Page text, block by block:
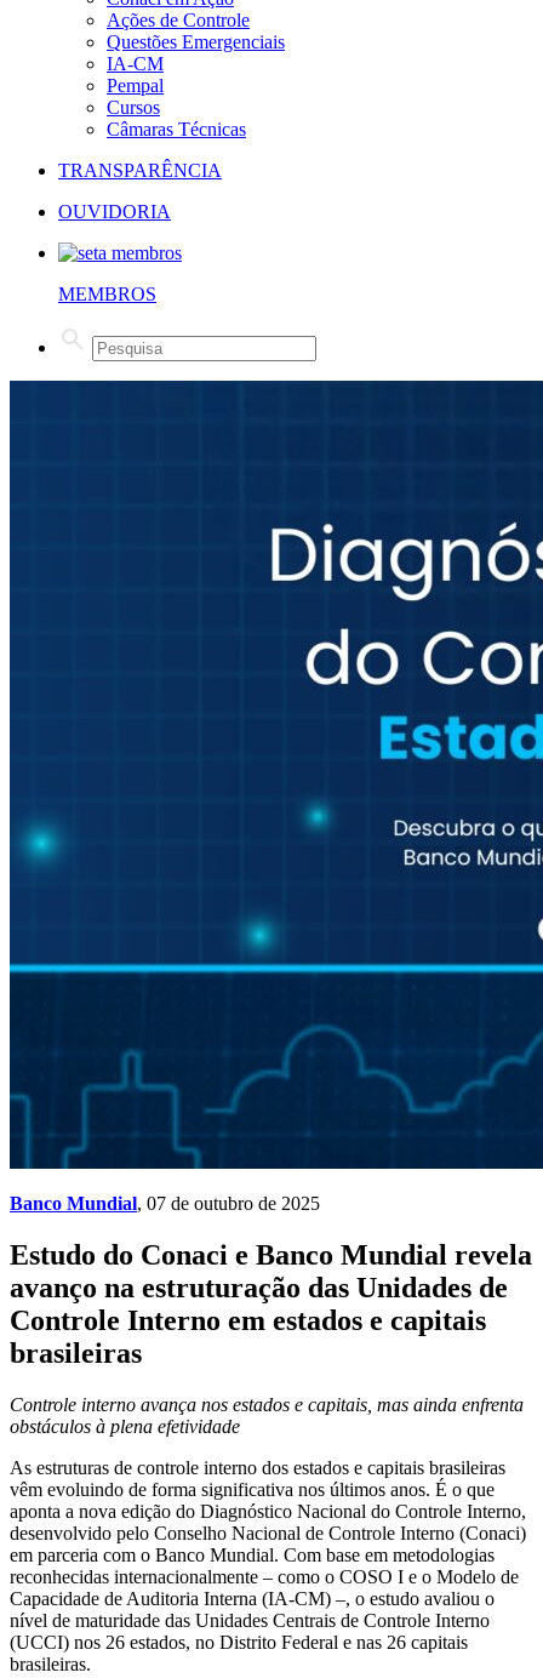
Ações de Controle
Questões Emergenciais
IA-CM
Pempal
Cursos
Câmaras Técnicas
TRANSPARÊNCIA
OUVIDORIA
MEMBROS
Banco Mundial, 07 de outubro de 2025
Estudo do Conaci e Banco Mundial revela
avanço na estruturação das Unidades de
Controle Interno em estados e capitais
brasileiras
Controle interno avança nos estados e capitais, mas ainda enfrenta
obstáculos à plena efetividade
As estruturas de controle interno dos estados e capitais brasileiras
vêm evoluindo de forma significativa nos últimos anos. É o que
aponta a nova edição do Diagnóstico Nacional do Controle Interno,
desenvolvido pelo Conselho Nacional de Controle Interno (Conaci)
em parceria com o Banco Mundial. Com base em metodologias
reconhecidas internacionalmente – como o COSO I e o Modelo de
Capacidade de Auditoria Interna (IA-CM) –, o estudo avaliou o
nível de maturidade das Unidades Centrais de Controle Interno
(UCCI) nos 26 estados, no Distrito Federal e nas 26 capitais
brasileiras.